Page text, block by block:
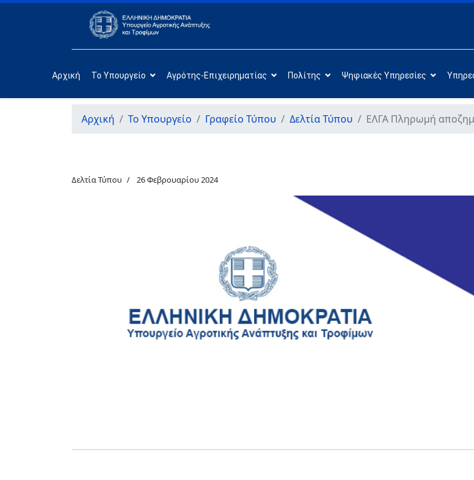
Αρχική Το Υπουργείο Αγρότης-Επιχειρηματίας Πολίτης Ψηφιακές Υπηρεσίες
Αρχική Το Υπουργείο Γραφείο Τύπου Δελτία Τύπου ΕΛΓΑ Πληρωμή
Δελτία Τύπου 26 Φεβρουαρίου 2024